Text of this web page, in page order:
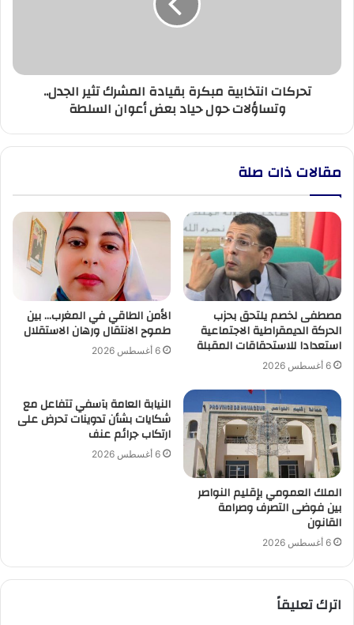
حول
تحركات انتخابية مبكرة بقيادة المشرك تثير الجدل..
وتساؤلات حول حياد بعض أعوان السلطة
مقالات ذات صلة
مصطفى لخصم يلتحق بحزب
الحركة الديمقراطية الاجتماعية
استعدادا للاستحقاقات المقبلة
6 أغسطس 2026
الأمن الطاقي في المغرب… بين
طموح الانتقال ورهان الاستقلال
6 أغسطس 2026
الملك العمومي بإقليم النواصر
بين فوضى التصرف وصرامة
القانون
6 أغسطس 2026
النيابة العامة بآسفي تتفاعل مع
شكايات بشأن تدوينات تحرض على
ارتكاب جرائم عنف
6 أغسطس 2026
اترك تعليقاً